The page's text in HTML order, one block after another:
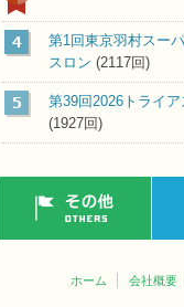
4
第1回東京羽村スー
スロン (2117回)
5
第39回2026トライ
(1927回)
その他
ホーム 会社概要